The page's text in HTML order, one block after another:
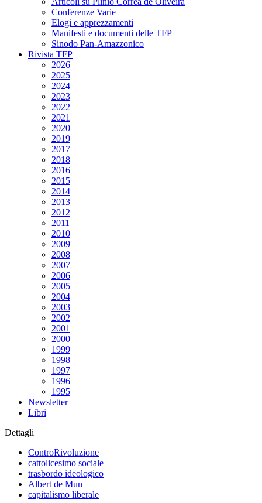
Conferenze Varie
Elogi e apprezzamenti
Manifesti e documenti delle TFP
Sinodo Pan-Amazzonico
Rivista TFP
2026
2025
2024
2023
2022
2021
2020
2019
2017
2018
2016
2015
2014
2013
2012
2011
2010
2009
2008
2007
2006
2005
2004
2003
2002
2001
2000
1999
1998
1997
1996
1995
Newsletter
Libri
Dettagli
ControRivoluzione
cattolicesimo sociale
trasbordo ideologico
Albert de Mun
capitalismo liberale